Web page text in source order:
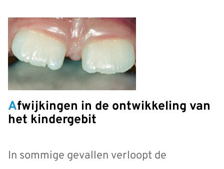
Afwijkingen in de ontwikkeling van
het kindergebit
In sommige gevallen verloopt de